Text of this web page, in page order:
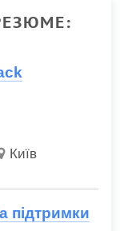
Київ
підтримки